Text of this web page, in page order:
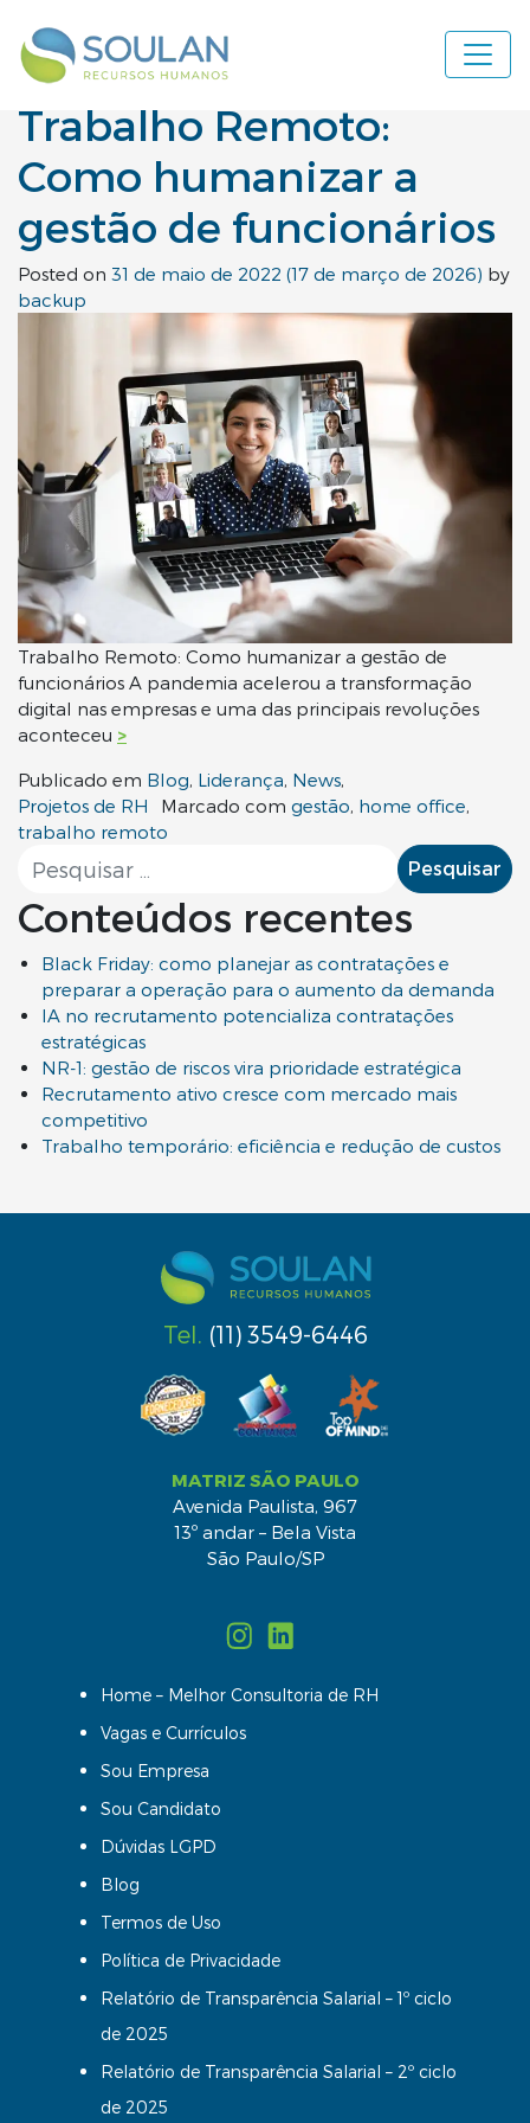
Navegação principal
Tag:home office
Trabalho Remoto:
Como humanizar a
gestão de funcionários
Posted on 31 de maio de 2022 (17 de março de 2026) by
backup
Trabalho Remoto: Como humanizar a gestão de
funcionários A pandemia acelerou a transformação
digital nas empresas e uma das principais revoluções
aconteceu >
Publicado em Blog, Liderança, News,
Projetos de RH
Marcado com gestão, home office,
trabalho remoto
Pesquisar por:
Conteúdos recentes
Black Friday: como planejar as contratações e
preparar a operação para o aumento da demanda
IA no recrutamento potencializa contratações
estratégicas
NR-1: gestão de riscos vira prioridade estratégica
Recrutamento ativo cresce com mercado mais
competitivo
Trabalho temporário: eficiência e redução de custos
Tel. (11) 3549-6446
MATRIZ SÃO PAULO
Avenida Paulista, 967
13º andar – Bela Vista
São Paulo/SP
Home – Melhor Consultoria de RH
Vagas e Currículos
Sou Empresa
Sou Candidato
Dúvidas LGPD
Blog
Termos de Uso
Política de Privacidade
Relatório de Transparência Salarial – 1º ciclo
de 2025
Relatório de Transparência Salarial – 2º ciclo
de 2025